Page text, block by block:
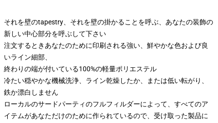
それを壁のtapestry、それを壁の掛かることを呼ぶ、あなたの装飾の
新しい中心部分を呼ぶして下さい
注文するときあなたのために印刷される強い、鮮やかな色および良
いライン細部、
終わりの端が付いている100%の軽量ポリエステル
冷たい穏やかな機械洗浄、ライン乾燥したか、または低い転がり、
鉄か漂白しません
ローカルのサードパーティのフルフィルダーによって、すべてのア
イテムがあなただけのために作られているので、受け取った製品に